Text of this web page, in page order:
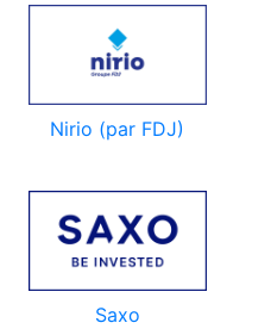
Nirio (par FDJ)
Saxo